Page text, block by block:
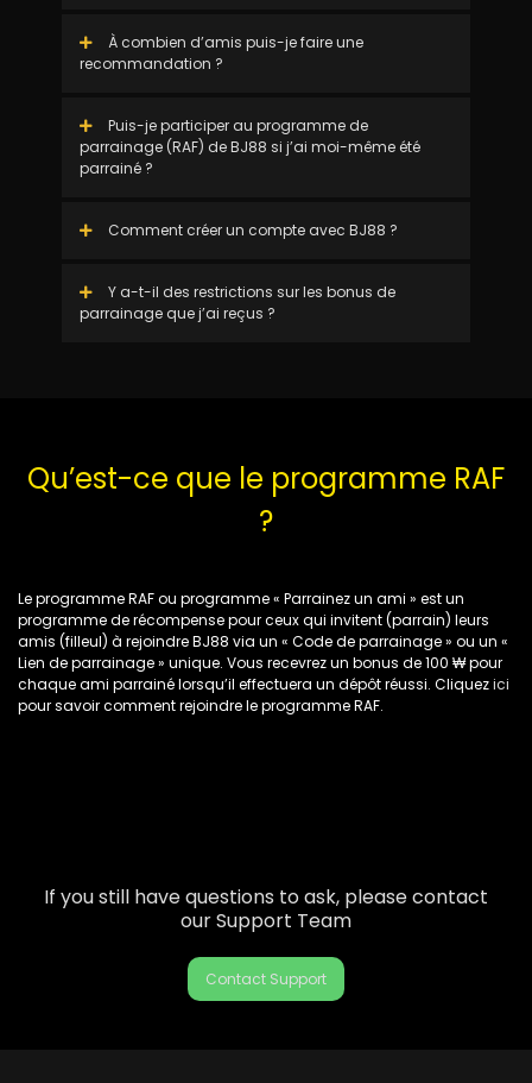
À combien d’amis puis-je faire une
recommandation ?
Puis-je participer au programme de
parrainage (RAF) de BJ88 si j’ai moi-même été
parrainé ?
Comment créer un compte avec BJ88 ?
Y a-t-il des restrictions sur les bonus de
parrainage que j’ai reçus ?
Qu’est-ce que le programme RAF
?
Le programme RAF ou programme « Parrainez un ami » est un
programme de récompense pour ceux qui invitent (parrain) leurs
amis (filleul) à rejoindre BJ88 via un « Code de parrainage » ou un «
Lien de parrainage » unique. Vous recevrez un bonus de 100 ₩ pour
chaque ami parrainé lorsqu’il effectuera un dépôt réussi. Cliquezici
pour savoir comment rejoindre le programme RAF.
If you still have questions to ask, please contact
our Support Team
Contact Support